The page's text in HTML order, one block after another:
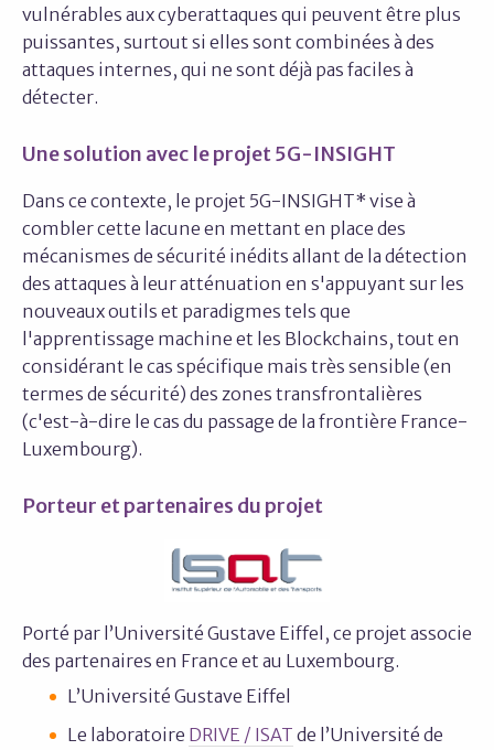
vulnérables aux cyberattaques qui peuvent être plus
puissantes, surtout si elles sont combinées à des
attaques internes, qui ne sont déjà pas faciles à
détecter.
Une solution avec le projet 5G-INSIGHT
Dans ce contexte, le projet 5G-INSIGHT* vise à
combler cette lacune en mettant en place des
mécanismes de sécurité inédits allant de la détection
des attaques à leur atténuation en s'appuyant sur les
nouveaux outils et paradigmes tels que
l'apprentissage machine et les Blockchains, tout en
considérant le cas spécifique mais très sensible (en
termes de sécurité) des zones transfrontalières
(c'est-à-dire le cas du passage de la frontière France-
Luxembourg).
Porteur et partenaires du projet
Porté par l’Université Gustave Eiffel, ce projet associe
des partenaires en France et au Luxembourg.
L’Université Gustave Eiffel
Le laboratoire DRIVE / ISAT de l’Université de